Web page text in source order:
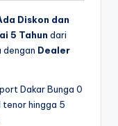
Diskon dan
5 Tahun dari
dengan Dealer
Dakar Bunga 0
tenor hingga 5